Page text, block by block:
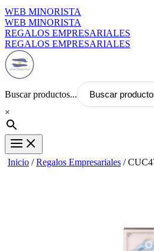
WEB MINORISTA
WEB MINORISTA
REGALOS EMPRESARIALES
REGALOS EMPRESARIALES
Buscar productos...
×
Inicio /Regalos Empresariales /